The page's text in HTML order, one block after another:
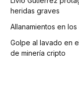
heridas graves
Allanamientos en
Golpe al lavado en
de minería cripto